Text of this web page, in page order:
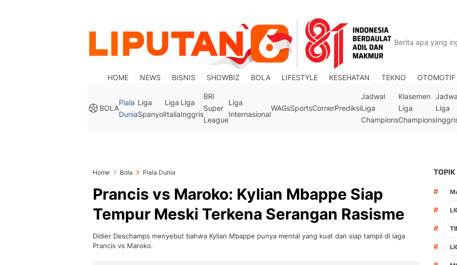
HOME NEWS BISNIS SHOWBIZ BOLA LIFESTYLE KESEHATAN TEKNO OTOMOTIF
BOLA
Piala
Dunia
Liga
Spanyol
Liga
Italia
Liga
Inggris
BRI
Super
League
Liga
Internasional
WAGsSportsCornerPrediksi
Jadwal
Liga
Champions
Klasemen
Liga
Champions
Liga
Home Bola Piala Dunia
Prancis vs Maroko: Kylian Mbappe Siap
Tempur Meski Terkena Serangan Rasisme
Didier Deschamps menyebut bahwa Kylian Mbappe punya mental yang kuat dan siap tampil di laga
Prancis vs Maroko.
TOPIK
#
#
#
#